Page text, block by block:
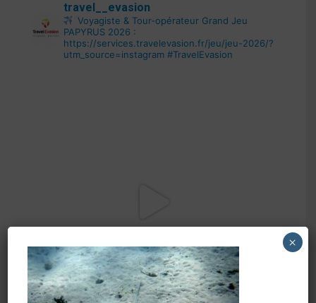
travel__evasion
Voyagiste & Tour-opérateur Grand Jeu
PAPYRUS 2026 :
https://services.travelevasion.fr/jeu/jeu-2026/?
utm_source=instagram #TravelEvasion
×